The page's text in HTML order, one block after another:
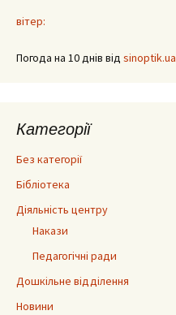
вітер:
Погода на 10 днів від sinoptik.ua
Категорії
Без категорії
Бібліотека
Діяльність центру
Накази
Педагогічні ради
Дошкільне відділення
Новини